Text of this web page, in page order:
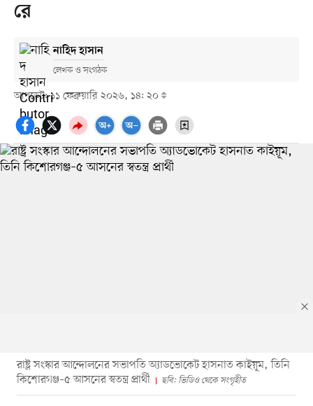
রে
নাহিদ হাসান
লেখক ও সংগঠক
আপডেট: ১১ ফেব্রুয়ারি ২০২৬, ১৪: ২০
রাষ্ট্র সংস্কার আন্দোলনের সভাপতি অ্যাডভোকেট হাসনাত কাইয়ূম, তিনি
কিশোরগঞ্জ–৫ আসনের স্বতন্ত্র প্রার্থী
ছবি: ভিডিও থেকে সংগৃহীত